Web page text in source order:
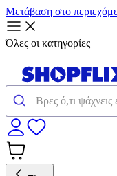
Μετάβαση στο
Όλες οι κατηγορίες